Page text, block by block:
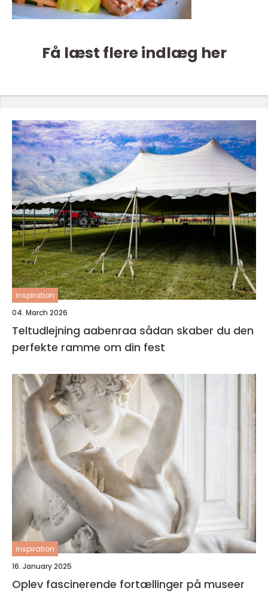
Få læst flere indlæg her
inspiration
04. March 2026
Teltudlejning aabenraa sådan skaber du den
perfekte ramme om din fest
inspiration
16. January 2025
Oplev fascinerende fortællinger på museer